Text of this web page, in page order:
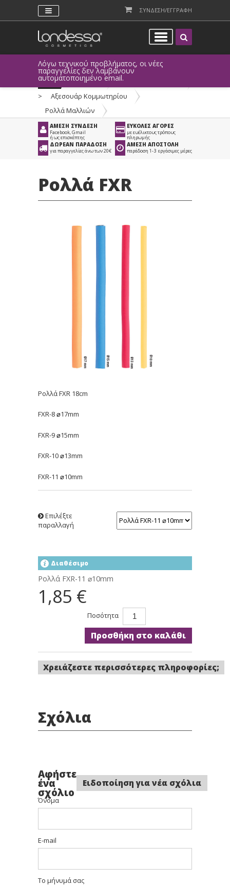
ΣΥΝΔΕΣΗ/ΕΓΓΡΑΦΗ
Λόγω τεχνικού προβλήματος, οι νέες
παραγγελίες δεν λαμβάνουν
αυτοματοποιημένο email.
Προϊόντα >
Είδη Κομμωτηρίου
>
Αξεσουάρ Κομμωτηρίου
>
Ρολλά Μαλλιών
ΑΜΕΣΗ ΣΥΝΔΕΣΗ
Facebook, Gmail
ή ως επισκέπτης
ΕΥΚΟΛΕΣ ΑΓΟΡΕΣ
με ευέλικτους τρόπους
πληρωμής
ΔΩΡΕΑΝ ΠΑΡΑΔΟΣΗ
για παραγγελίες άνω των 20€
ΑΜΕΣΗ ΑΠΟΣΤΟΛΗ
παράδοση 1-3 εργάσιμες μέρες
Ρολλά FXR
Ρολλά FXR 18cm
FXR-8 ⌀17mm
FXR-9 ⌀15mm
FXR-10 ⌀13mm
FXR-11 ⌀10mm
Επιλέξτε
παραλλαγή
Διαθέσιμο
Ρολλά FXR-11 ⌀10mm
1,85 €
Ποσότητα
Προσθήκη στο καλάθι
Χρειάζεστε περισσότερες πληροφορίες;
Σχόλια
Αφήστε
ένα
σχόλιο
Ειδοποίηση για νέα σχόλια
Όνομα
E-mail
Το μήνυμά σας